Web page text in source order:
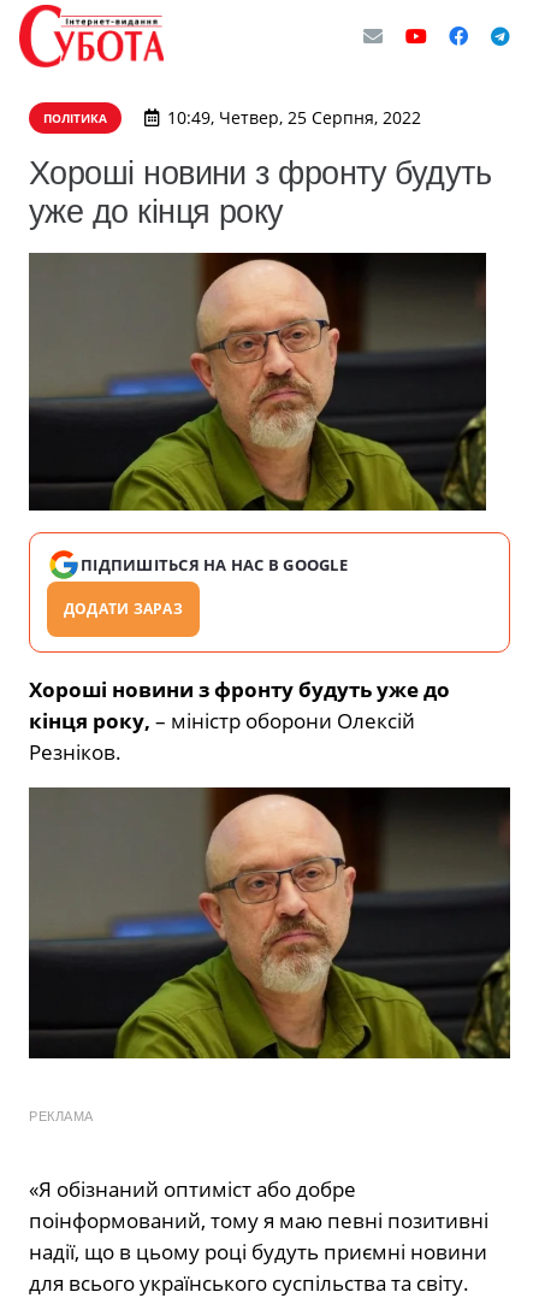
ПОЛІТИКА 10:49, Четвер, 25 Серпня, 2022
Хороші новини з фронту будуть
уже до кінця року
ПІДПИШІТЬСЯ НА НАС В GOOGLE
ДОДАТИ ЗАРАЗ
Хороші новини з фронту будуть уже до
кінця року, – міністр оборони Олексій
Резніков.
РЕКЛАМА
«Я обізнаний оптиміст або добре
поінформований, тому я маю певні позитивні
надії, що в цьому році будуть приємні новини
для всього українського суспільства та світу.